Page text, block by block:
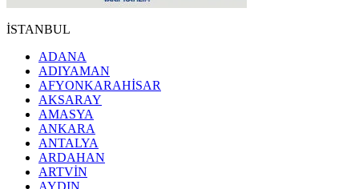
İSTANBUL
ADANA
ADIYAMAN
AFYONKARAHİSAR
AKSARAY
AMASYA
ANKARA
ANTALYA
ARDAHAN
ARTVİN
AYDIN